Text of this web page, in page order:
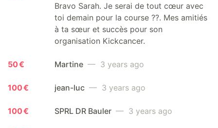
Bravo Sarah. Je serai de tout cœur avec
toi demain pour la course ??. Mes amitiés
à ta sœur et succès pour son
organisation Kickcancer.
50 € Martine — 3 years ago
100 € jean-luc — 3 years ago
100 € SPRL DR Bauler — 3 years ago